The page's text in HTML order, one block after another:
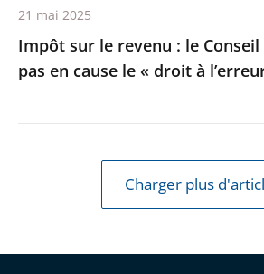
en
cause
le
Impôt sur le revenu : le Conseil
pas en cause le « droit à
21 mai 2025
Charger plus